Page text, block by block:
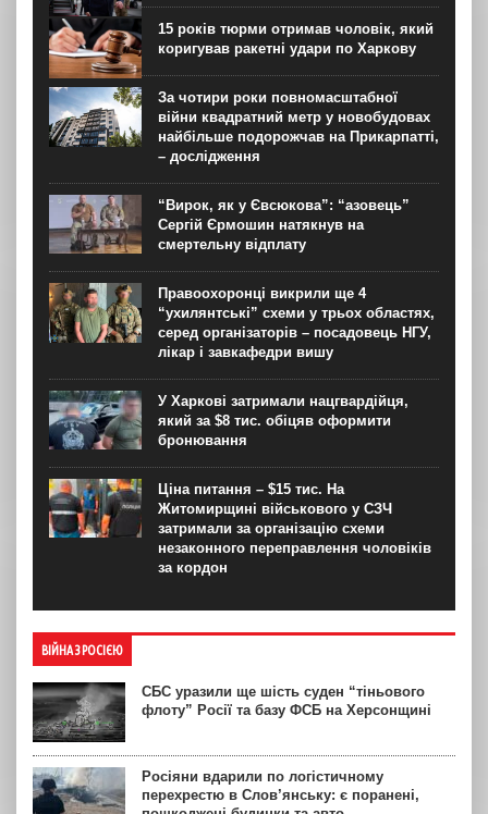
15 років тюрми отримав чоловік, який
коригував ракетні удари по Харкову
За чотири роки повномасштабної
війни квадратний метр у новобудовах
найбільше подорожчав на Прикарпатті,
– дослідження
“Вирок, як у Євсюкова”: “азовець”
Сергій Єрмошин натякнув на
смертельну відплату
Правоохоронці викрили ще 4
“ухилянтські” схеми у трьох областях,
серед організаторів – посадовець НГУ,
лікар і завкафедри вишу
У Харкові затримали нацгвардійця,
який за $8 тис. обіцяв оформити
бронювання
Ціна питання – $15 тис. На
Житомирщині військового у СЗЧ
затримали за організацію схеми
незаконного переправлення чоловіків
за кордон
ВІЙНА З РОСІЄЮ
СБС уразили ще шість суден “тіньового
флоту” Росії та базу ФСБ на Херсонщині
Росіяни вдарили по логістичному
перехрестю в Слов’янську: є поранені,